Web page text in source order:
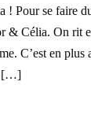
! Pour se faire
& Célia. On rit
C’est en plus
[…]